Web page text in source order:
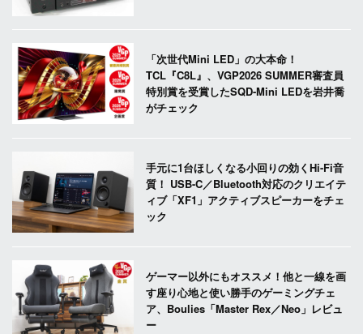
「次世代Mini LED」の大本命！
TCL『C8L』、VGP2026 SUMMER審査員
特別賞を受賞したSQD-Mini LEDを岩井喬
がチェック
手元に1台ほしくなる小回りの効くHi-Fi音
質！ USB-C／Bluetooth対応のクリエイテ
ィブ「XF1」アクティブスピーカーをチェ
ック
ゲーマー以外にもオススメ！他と一線を画
す座り心地と使い勝手のゲーミングチェ
ア、Boulies「Master Rex／Neo」レビュ
ー